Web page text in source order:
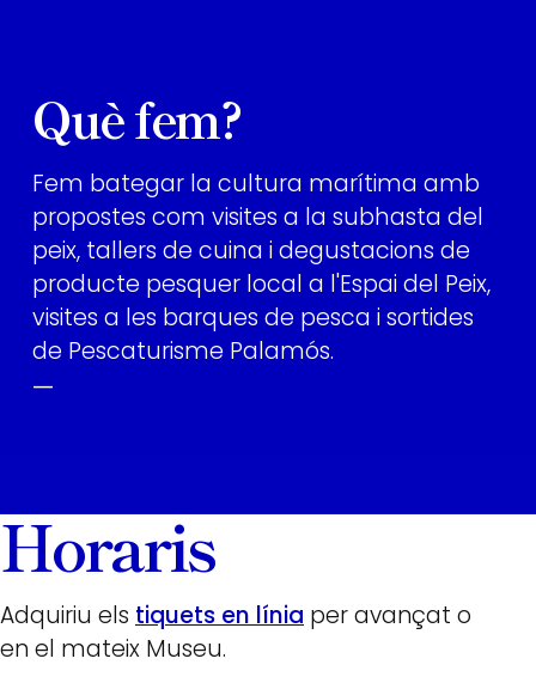
Què fem?
Fem bategar la cultura marítima amb
propostes com visites a la subhasta del
peix, tallers de cuina i degustacions de
producte pesquer local a l'Espai del Peix,
visites a les barques de pesca i sortides
de Pescaturisme Palamós.
—
Horaris
Adquiriu els tiquets en línia per avançat o
en el mateix Museu.